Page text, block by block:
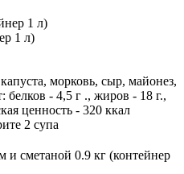
1 л)
морковь, сыр, майонез,
белков - 4,5 г ., жиров - 18 г.,
ценность - 320 ккал
2 супа